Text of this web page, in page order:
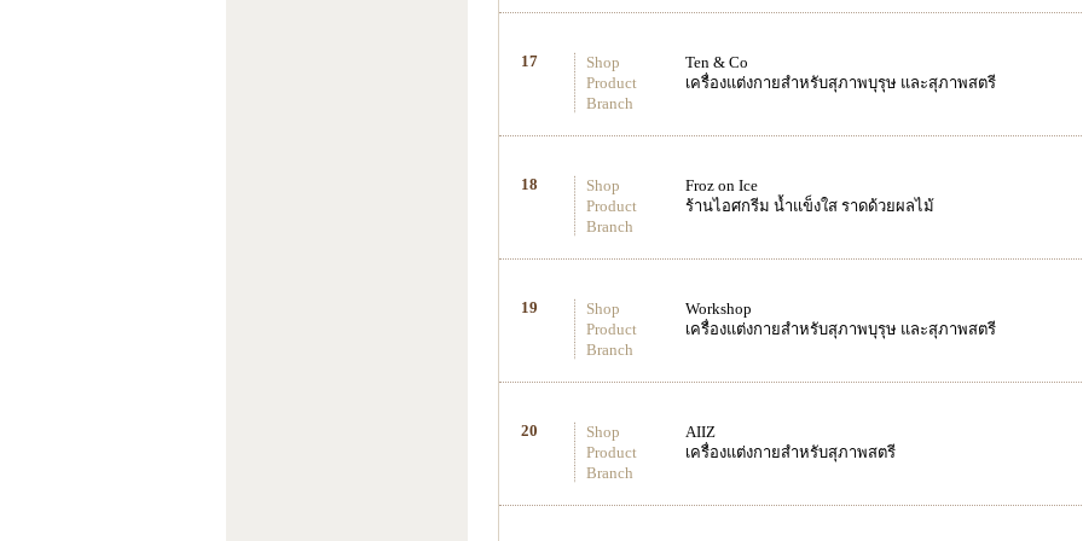
Shop
Product
Branch
Ten & Co
เครื่องแต่งกายสำหรับสุภาพบุรุษ และสุภาพสตรี
Shop
Product
Branch
Froz on Ice
ร้านไอศกรีม น้ำแข็งใส ราดด้วยผลไม้
Shop
Product
Branch
Workshop
เครื่องแต่งกายสำหรับสุภาพบุรุษ และสุภาพสตรี
Shop
Product
Branch
AIIZ
เครื่องแต่งกายสำหรับสุภาพสตรี